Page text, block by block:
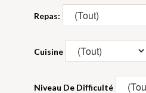
Repas:
Cuisine
Niveau De Difficulté